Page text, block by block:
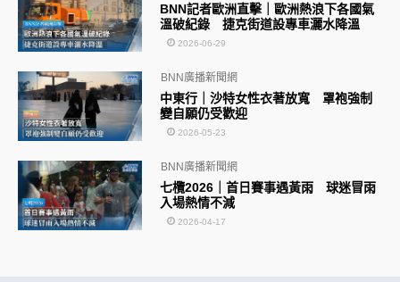
BNN記者歐洲直擊｜歐洲熱浪下各國氣
溫破紀錄 捷克街道設專車灑水降溫
2026-06-29
中東行｜沙特女性衣著放寬 罩袍強制
變自願仍受歡迎
BNN廣播新聞網
2026-05-23
七欖2026｜首日賽事遇黃雨 球迷冒雨
入場熱情不減
BNN廣播新聞網
2026-04-17